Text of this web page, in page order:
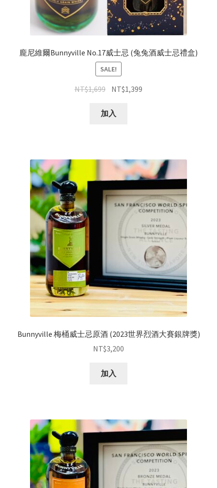
龐尼維爾Bunnyville No.17威士忌 (兔兔酒威士忌禮盒)
SALE!
NT$1,699 NT$1,399
加入
Bunnyville 梅桶威士忌原酒 (2023世界烈酒大賽銀牌獎)
NT$3,200
加入